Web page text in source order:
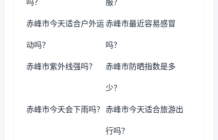
吗？ 服？
赤峰市今天适合户外运
动吗？
赤峰市最近容易感冒
吗？
赤峰市紫外线强吗？ 赤峰市防晒指数是多
少？
赤峰市今天会下雨吗？ 赤峰市今天适合旅游出
行吗？